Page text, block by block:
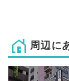
周辺に